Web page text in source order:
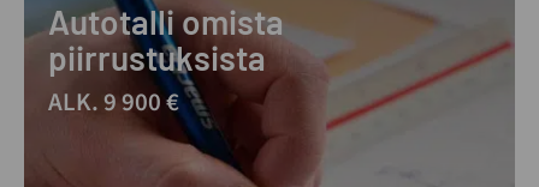
Autotalli omista
piirrustuksista
ALK. 9 900 €